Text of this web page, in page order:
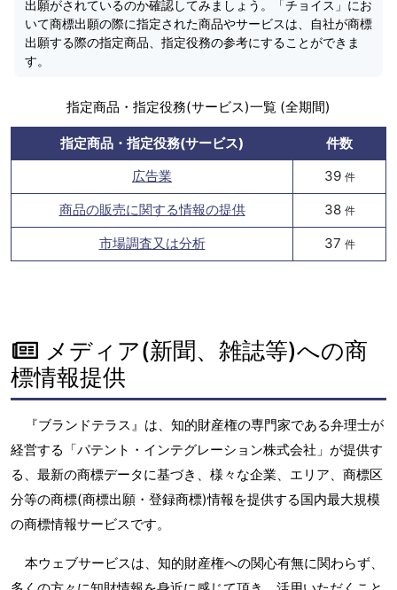
出願がされているのか確認してみましょう。「チョイス」にお
いて商標出願の際に指定された商品やサービスは、自社が商標
出願する際の指定商品、指定役務の参考にすることができま
す。
指定商品・指定役務(サービス)一覧 (全期間)
指定商品・指定役務(サービス)
件数
広告業
39 件
商品の販売に関する情報の提供 38 件
市場調査又は分析 37 件
メディア(新聞、雑誌等)への商
標情報提供
『ブランドテラス』は、知的財産権の専門家である弁理士が
経営する「パテント・インテグレーション株式会社」が提供す
る、最新の商標データに基づき、様々な企業、エリア、商標区
分等の商標(商標出願・登録商標)情報を提供する国内最大規模
の商標情報サービスです。
本ウェブサービスは、知的財産権への関心有無に関わらず、